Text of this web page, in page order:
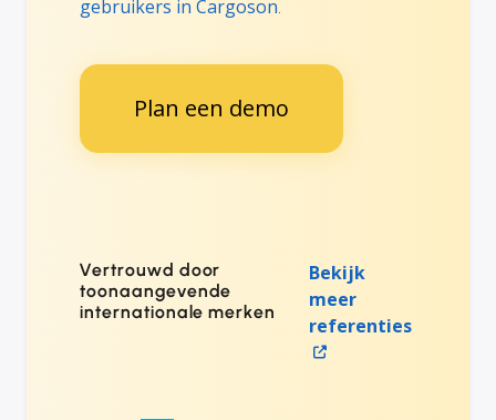
gebruikers in Cargoson.
Plan een demo
Vertrouwd door
toonaangevende
internationale merken
Bekijk
meer
referenties